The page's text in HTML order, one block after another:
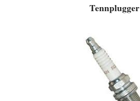
Tennplugger